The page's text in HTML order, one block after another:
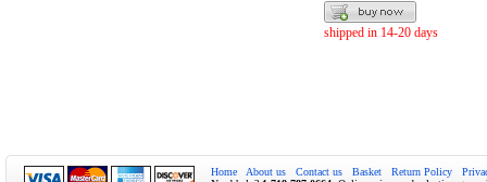
shipped in 14-20 days
Home About us Contact us Basket Return Policy